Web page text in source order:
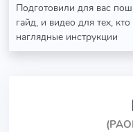
Подготовили для вас
гайд, и видео для тех,
наглядные инструкции